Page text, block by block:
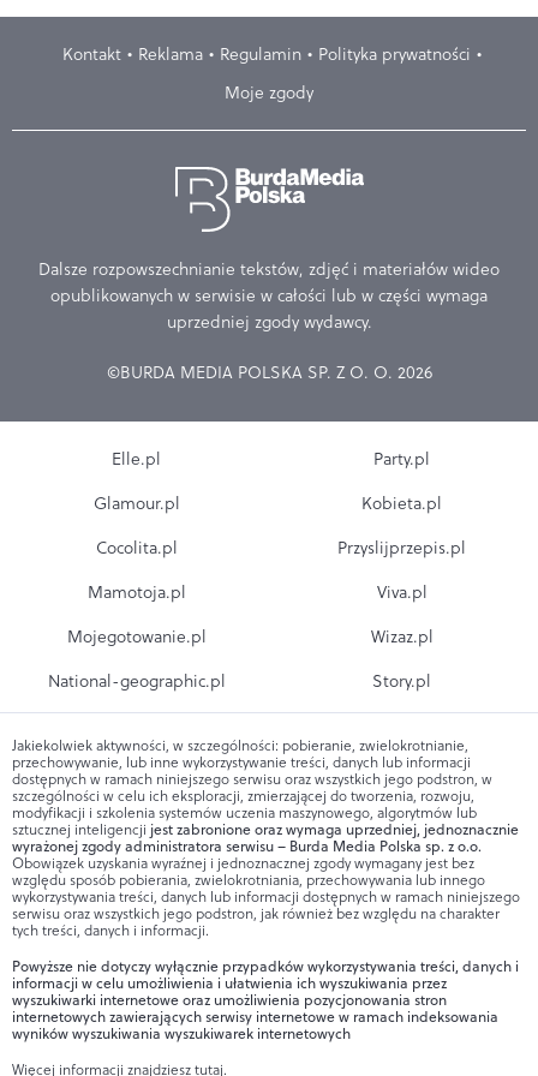
Kontakt Reklama Regulamin
Polityka prywatności
Moje zgody
Dalsze rozpowszechnianie tekstów, zdjęć i materiałów wideo
opublikowanych w serwisie w całości lub w części wymaga
uprzedniej zgody wydawcy.
©BURDA MEDIA POLSKA SP. Z O. O. 2026
Elle.pl
Glamour.pl
Cocolita.pl
Mamotoja.pl
Mojegotowanie.pl
National-geographic.pl
Party.pl
Kobieta.pl
Przyslijprzepis.pl
Viva.pl
Wizaz.pl
Story.pl
Jakiekolwiek aktywności, w szczególności: pobieranie, zwielokrotnianie,
przechowywanie, lub inne wykorzystywanie treści, danych lub informacji
dostępnych w ramach niniejszego serwisu oraz wszystkich jego podstron, w
szczególności w celu ich eksploracji, zmierzającej do tworzenia, rozwoju,
modyfikacji i szkolenia systemów uczenia maszynowego, algorytmów lub
sztucznej inteligencji jest zabronione oraz wymaga uprzedniej, jednoznacznie
wyrażonej zgody administratora serwisu – Burda Media Polska sp. z o.o.
Obowiązek uzyskania wyraźnej i jednoznacznej zgody wymagany jest bez
względu sposób pobierania, zwielokrotniania, przechowywania lub innego
wykorzystywania treści, danych lub informacji dostępnych w ramach niniejszego
serwisu oraz wszystkich jego podstron, jak również bez względu na charakter
tych treści, danych i informacji.
Powyższe nie dotyczy wyłącznie przypadków wykorzystywania treści, danych i
informacji w celu umożliwienia i ułatwienia ich wyszukiwania przez
wyszukiwarki internetowe oraz umożliwienia pozycjonowania stron
internetowych zawierających serwisy internetowe w ramach indeksowania
wyników wyszukiwania wyszukiwarek internetowych
Więcej informacji znajdziesztutaj.